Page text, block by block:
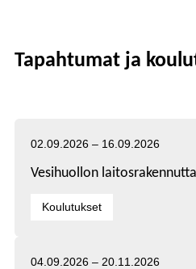
Tapahtumat ja
Tapahtuma alkaa:
02.09.2026 – Tapahtuma
16.09.2026
Vesihuollon
Kategoriat:
Koulutukset
Tapahtuma alkaa:
04.09.2026 – Tapahtuma
20.11.2026